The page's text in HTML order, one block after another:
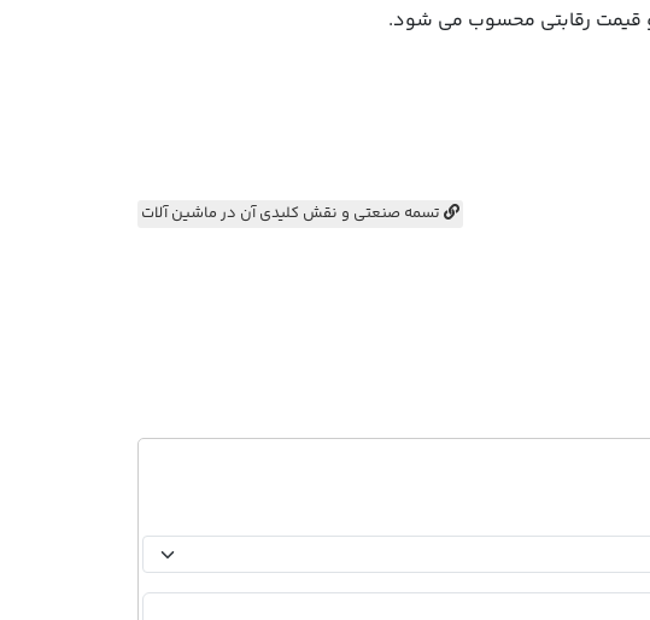
و قیمت رقابتی محسوب می شود.
تسمه صنعتی و نقش کلیدی آن در ماشین آلات